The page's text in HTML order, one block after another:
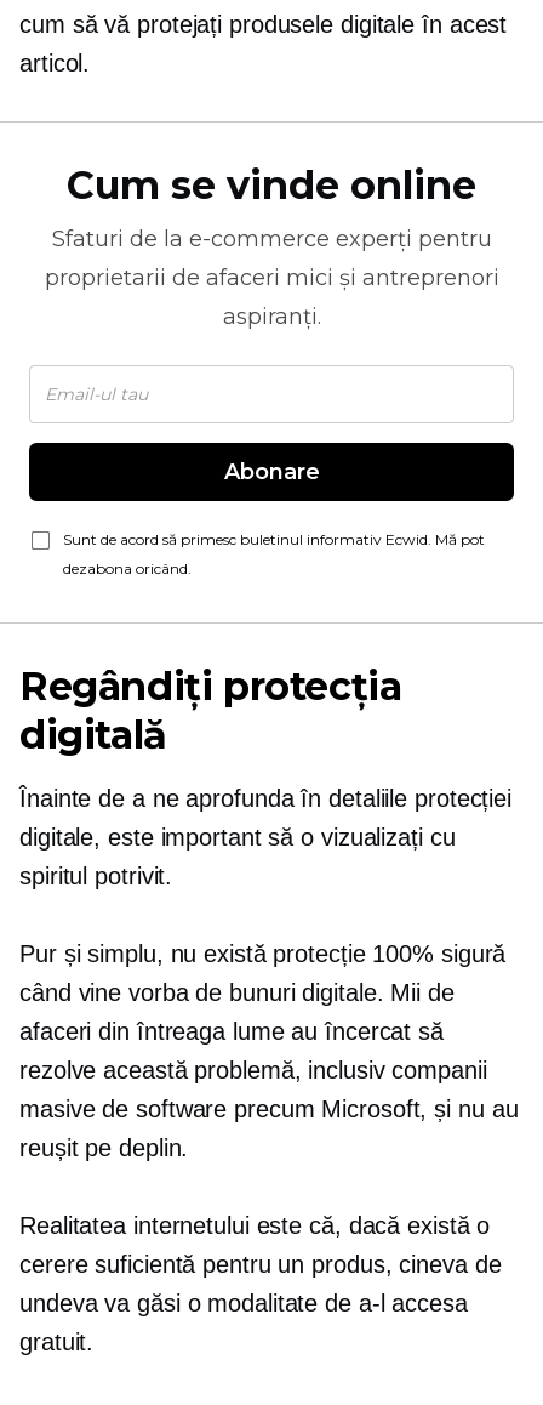
cum să vă protejați produsele digitale în acest
articol.
Cum se vinde online
Sfaturi de la e-commerce experți pentru
proprietarii de afaceri mici și antreprenori
aspiranți.
Abonare
Sunt de acord să primesc buletinul informativ Ecwid. Mă pot
dezabona oricând.
Regândiți protecția
digitală
Înainte de a ne aprofunda în detaliile protecției
digitale, este important să o vizualizați cu
spiritul potrivit.
Pur și simplu, nu există protecție 100% sigură
când vine vorba de bunuri digitale. Mii de
afaceri din întreaga lume au încercat să
rezolve această problemă, inclusiv companii
masive de software precum Microsoft, și nu au
reușit pe deplin.
Realitatea internetului este că, dacă există o
cerere suficientă pentru un produs, cineva de
undeva va găsi o modalitate de a-l accesa
gratuit.